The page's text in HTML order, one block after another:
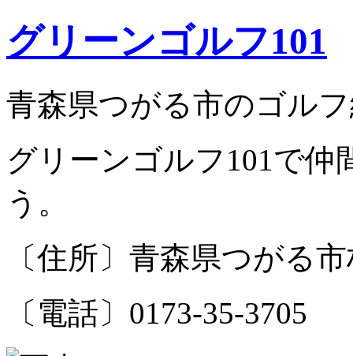
グリーンゴルフ101
青森県つがる市のゴル
グリーンゴルフ101で
う。
〔住所〕青森県つがる
〔電話〕0173-35-3705